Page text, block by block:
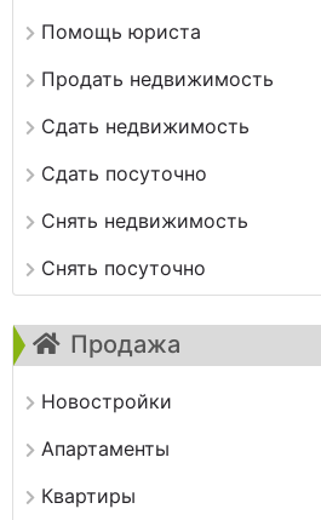
Помощь юриста
Продать недвижимость
Сдать недвижимость
Сдать посуточно
Снять недвижимость
Снять посуточно
Продажа
Новостройки
Апартаменты
Квартиры